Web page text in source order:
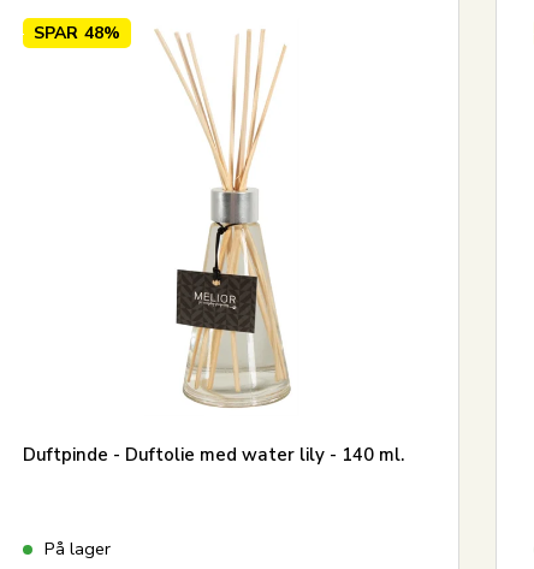
SPAR 48%
Duftpinde - Duftolie med water lily - 140 ml.
På lager